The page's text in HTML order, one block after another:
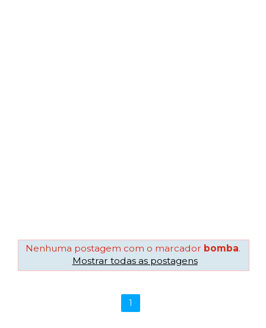
Nenhuma postagem com o marcador bomba.
Mostrar todas as postagens
1